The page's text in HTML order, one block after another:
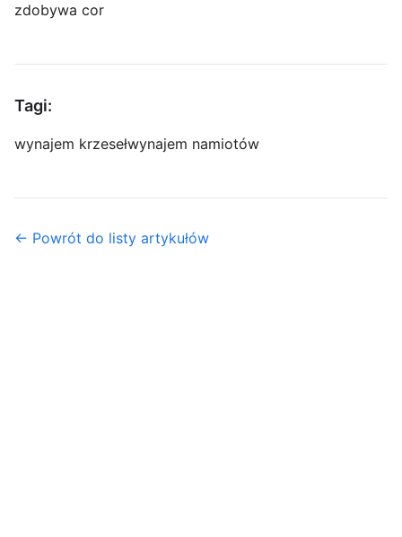
zdobywa cor
Tagi:
wynajem krzesełwynajem namiotów
← Powrót do listy artykułów